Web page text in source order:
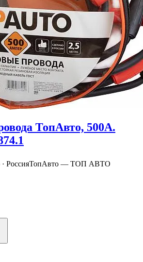
ТопАвто, 500А.
РоссияТопАвто — ТОП АВТО